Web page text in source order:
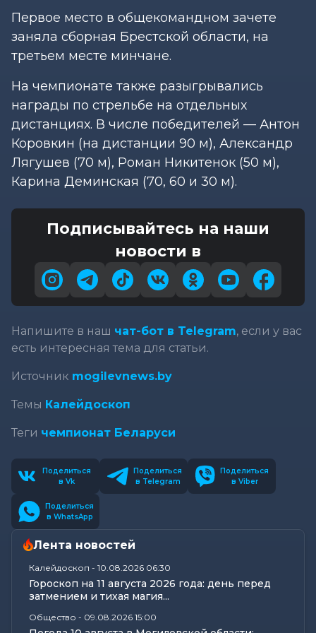
Первое место в общекомандном зачете
заняла сборная Брестской области, на
третьем месте минчане.
На чемпионате также разыгрывались
награды по стрельбе на отдельных
дистанциях. В числе победителей — Антон
Коровкин (на дистанции 90 м), Александр
Лягушев (70 м), Роман Никитенок (50 м),
Карина Деминская (70, 60 и 30 м).
Подписывайтесь на наши
новости в
Напишите в наш чат-бот в Telegram, если у вас
есть интересная тема для статьи.
Источник mogilevnews.by
Темы Калейдоскоп
Теги чемпионат Беларуси
Поделиться
в Vk
Поделиться
в Telegram
Поделиться
в Viber
Поделиться
в WhatsApp
Лента новостей
Калейдоскоп - 10.08.2026 06:30
Гороскоп на 11 августа 2026 года: день перед
затмением и тихая магия...
Общество - 09.08.2026 15:00